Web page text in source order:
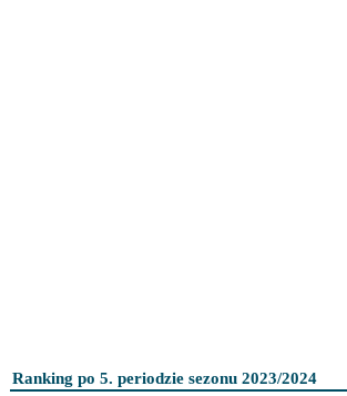
Ranking po 5. periodzie sezonu 2023/2024